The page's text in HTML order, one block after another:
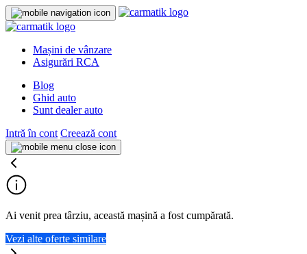
Mașini de vânzare
Asigurări RCA
Blog
Ghid auto
Sunt dealer auto
Intră în cont Creează cont
Ai venit prea târziu, această mașină a fost cumpărată.
Vezi alte oferte similare